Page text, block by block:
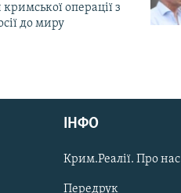
кримської операції з
до миру
ІНФО
Крим.Реалії. Про нас
Передрук